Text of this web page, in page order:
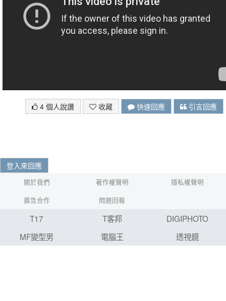
4 個人說讚 收藏 快速回應 引言回應
登入來回應
關於我們 著作權聲明
隱私權聲明
廣告合作
問題回報
T17 T客邦
DIGIPHOTO
MF變型男
電腦王 透視鏡